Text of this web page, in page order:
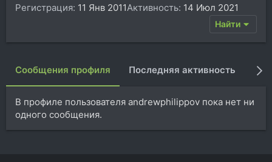
Регистрация 11 Янв 2011Активность 14 Июл 2021
Найти
Сообщения профиля Последняя активность
В профиле пользователя andrewphilippov пока нет ни
одного сообщения.